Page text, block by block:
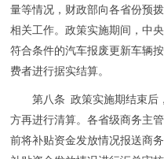
量等情况，财政部向各省份预
相关工作。政策实施期间，中
符合条件的汽车报废更新车辆
费者进行据实结算。
第八条 政策实施期结束后
方再进行清算。各省级商务主
前将补贴资金发放情况报送商